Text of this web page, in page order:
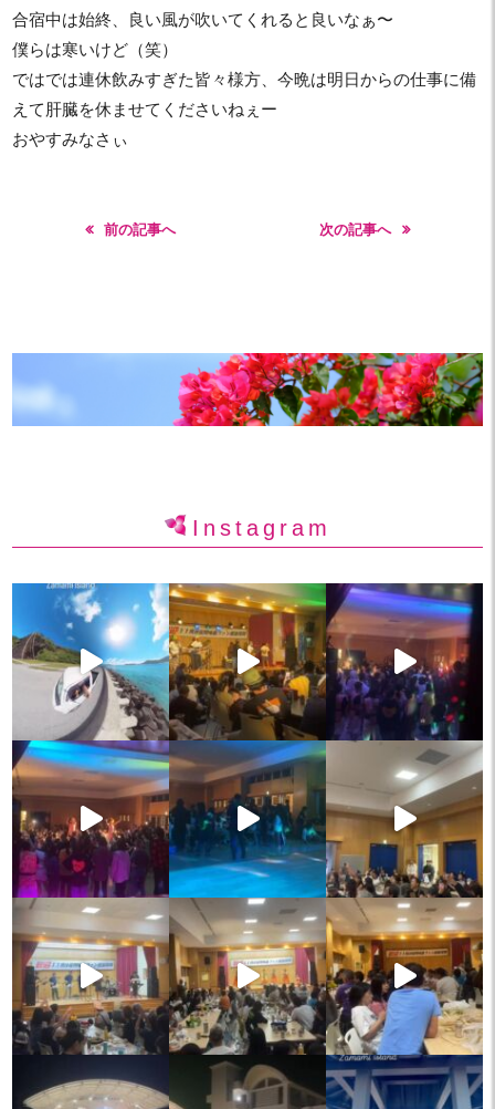
合宿中は始終、良い風が吹いてくれると良いなぁ〜
僕らは寒いけど（笑）
ではでは連休飲みすぎた皆々様方、今晩は明日からの仕事に備
えて肝臓を休ませてくださいねぇー
おやすみなさぃ
前の記事へ 次の記事へ
Instagram